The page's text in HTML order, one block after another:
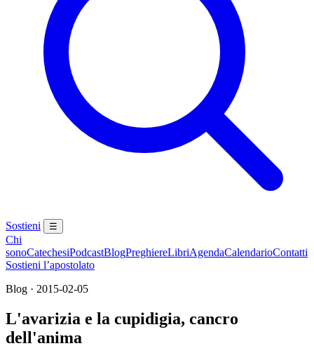
Sostieni ☰
Chi
sonoCatechesiPodcastBlogPreghiereLibriAgendaCalendarioContatti
Sostieni l’apostolato
Blog · 2015-02-05
L'avarizia e la cupidigia, cancro
dell'anima